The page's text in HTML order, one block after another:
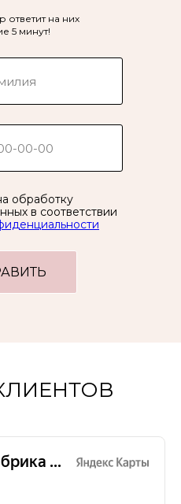
обработку
в соответствии
на них
5 минут!